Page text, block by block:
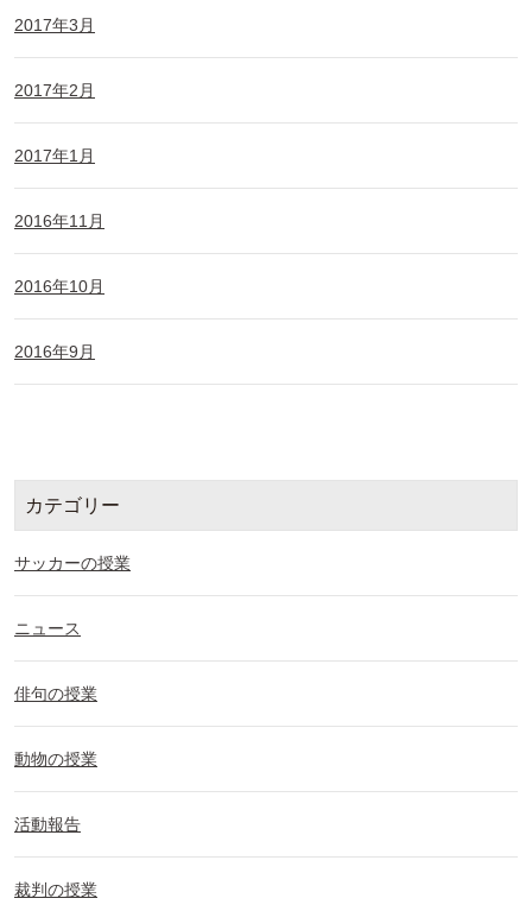
2017年3月
2017年2月
2017年1月
2016年11月
2016年10月
2016年9月
カテゴリー
サッカーの授業
ニュース
俳句の授業
動物の授業
活動報告
裁判の授業